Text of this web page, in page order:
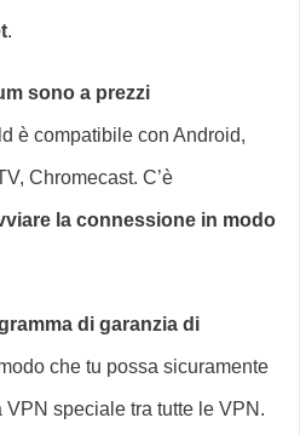
.
sono a prezzi
è compatibile con Android,
Chromecast. C’è
la connessione in modo
di garanzia di
che tu possa sicuramente
speciale tra tutte le VPN.